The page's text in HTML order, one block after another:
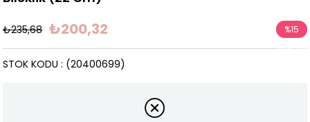
₺235,68 ₺200,32 %15
İndirim
(20400699)
STOK KODU